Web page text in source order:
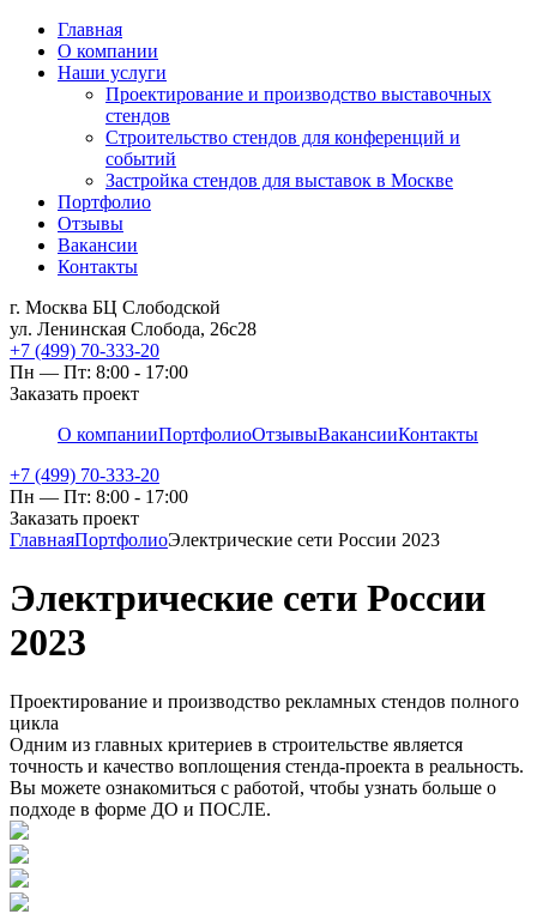
Главная
О компании
Наши услуги
Проектирование и производство выставочных
стендов
Строительство стендов для конференций и
событий
Застройка стендов для выставок в Москве
Портфолио
Отзывы
Вакансии
Контакты
г. Москва БЦ Слободской
ул. Ленинская Слобода, 26с28
+7 (499) 70-333-20
Пн — Пт: 8:00 - 17:00
Заказать проект
О компанииПортфолиоОтзывыВакансииКонтакты
+7 (499) 70-333-20
Пн — Пт: 8:00 - 17:00
Заказать проект
ГлавнаяПортфолиоЭлектрические сети России 2023
Электрические сети России
2023
Проектирование и производство рекламных стендов полного
цикла
Одним из главных критериев в строительстве является
точность и качество воплощения стенда-проекта в реальность.
Вы можете ознакомиться с работой, чтобы узнать больше о
подходе в форме ДО и ПОСЛЕ.